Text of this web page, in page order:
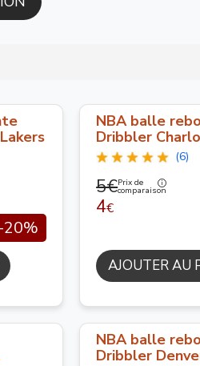
20%
NBA balle
Dribbler
(6)
5€Prix de
comparaison
4€
AJOUTER AU
NBA balle
Dribbler